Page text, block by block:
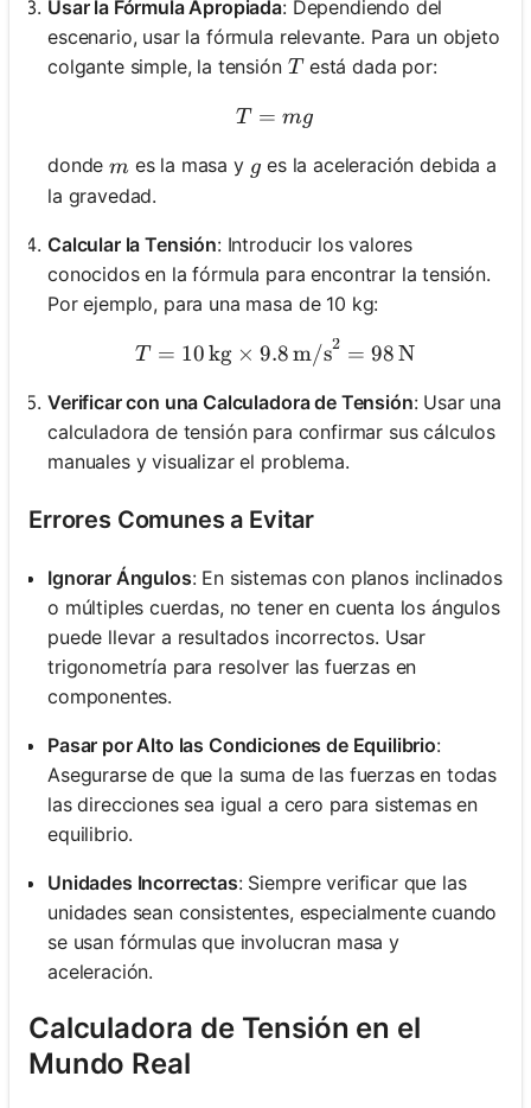
Usar la Fórmula Apropiada: Dependiendo del
escenario, usar la fórmula relevante. Para un objeto
colgante simple, la tensión T
T está dada por:
T = mg
T = mg
dondem
mes la masa y g
g es la aceleración debida a
la gravedad.
Calcular la Tensión: Introducir los valores
conocidos en la fórmula para encontrar la tensión.
Por ejemplo, para una masa de 10 kg:
T = 10 \, \text{kg}
T = 10kg × 9.8m/s2 = 98N
Verificar con una Calculadora de Tensión: Usar una
calculadora de tensión para confirmar sus cálculos
manuales y visualizar el problema.
Errores Comunes a Evitar
Ignorar Ángulos: En sistemas con planos inclinados
o múltiples cuerdas, no tener en cuenta los ángulos
puede llevar a resultados incorrectos. Usar
trigonometría para resolver las fuerzas en
componentes.
Pasar por Alto las Condiciones de Equilibrio:
Asegurarse de que la suma de las fuerzas en todas
las direcciones sea igual a cero para sistemas en
equilibrio.
Unidades Incorrectas: Siempre verificar que las
unidades sean consistentes, especialmente cuando
se usan fórmulas que involucran masa y
aceleración.
Calculadora de Tensión en el
Mundo Real